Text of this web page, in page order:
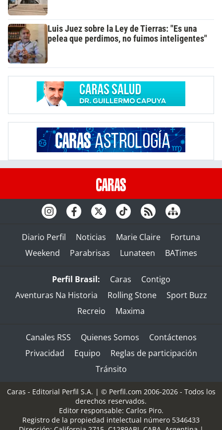
Luis Juez sobre la Ley de Tierras: "Es una
pelea que perdimos, no fuimos inteligentes"
Diario Perfil Noticias Marie Claire
Fortuna
Weekend
Parabrisas Lunateen BATimes
Perfil Brasil: Caras
Contigo
Aventuras Na Historia
Rolling Stone
Sport Buzz
Recreio
Maxima
Canales RSS Quienes Somos
Contáctenos
Privacidad
Equipo
Reglas de participación
Tránsito
Caras - Editorial Perfil S.A. | © Perfil.com 2006-2026 - Todos los
derechos reservados.
Editor responsable: Carlos Piro.
Registro de la propiedad intelectual número 5346433